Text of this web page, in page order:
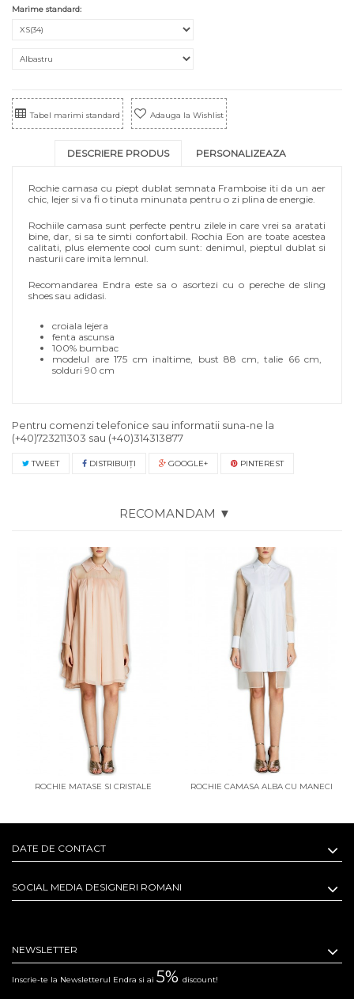
Marime standard:
Tabel marimi standard Adauga la Wishlist
DESCRIERE PRODUS PERSONALIZEAZA
Rochie camasa cu piept dublat semnata Framboise iti da un aer
chic, lejer si va fi o tinuta minunata pentru o zi plina de energie.
Rochiile camasa sunt perfecte pentru zilele in care vrei sa aratati
bine, dar, si sa te simti confortabil. Rochia Eon are toate acestea
calitati, plus elemente cool cum sunt: denimul, pieptul dublat si
nasturii care imita lemnul.
Recomandarea Endra este sa o asortezi cu o pereche de sling
shoes sau adidasi.
croiala lejera
fenta ascunsa
100% bumbac
modelul are 175 cm inaltime, bust 88 cm, talie 66 cm,
solduri 90 cm
Pentru comenzi telefonice sau informatii suna-ne la
(+40)723211303 sau (+40)314313877
TWEET DISTRIBUIŢI GOOGLE+ PINTEREST
RECOMANDAM ▼
ROCHIE MATASE SI CRISTALE
ROCHIE CAMASA ALBA CU MANECI
DATE DE CONTACT
SOCIAL MEDIA DESIGNERI ROMANI
NEWSLETTER
Inscrie-te la Newsletterul Endra si ai 5% discount!